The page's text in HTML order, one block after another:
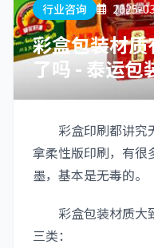
行业咨询 2025-
彩盒包装材
了吗 - 泰运包
彩盒印刷都讲究
拿柔性版印刷，有很
墨，基本是无毒的。
彩盒包装材质大
三类：